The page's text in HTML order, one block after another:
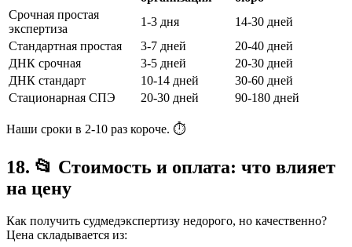
Срочная простая
экспертиза
1-3 дня
14-30 дней
Стандартная простая
3-7 дней
20-40 дней
ДНК срочная
3-5 дней
20-30 дней
ДНК стандарт
10-14 дней
30-60 дней
Стационарная СПЭ
20-30 дней 90-180 дней
Наши сроки в 2-10 раз короче. ⏱️
18. 📂 Стоимость и оплата: что влияет
на цену
Как получить судмедэкспертизу недорого, но качественно?
Цена складывается из: